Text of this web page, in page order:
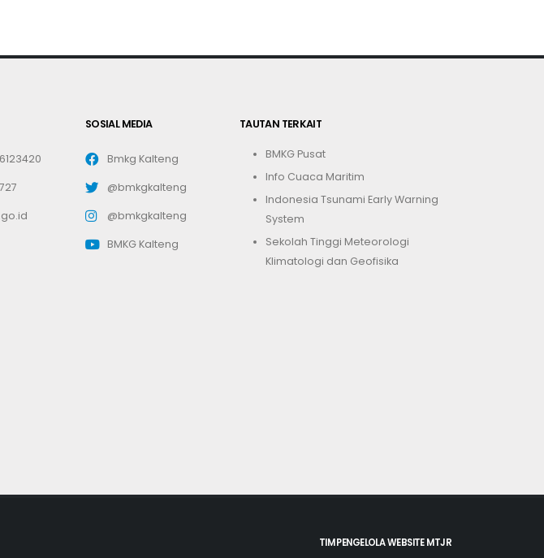
SOSIAL MEDIA
Bmkg Kalteng
@bmkgkalteng
@bmkgkalteng
BMKG Kalteng
TAUTAN TERKAIT
BMKG Pusat
Info Cuaca Maritim
Indonesia Tsunami Early Warning
System
Sekolah Tinggi Meteorologi
Klimatologi dan Geofisika
TIM PENGELOLA WEBSITE MTJR